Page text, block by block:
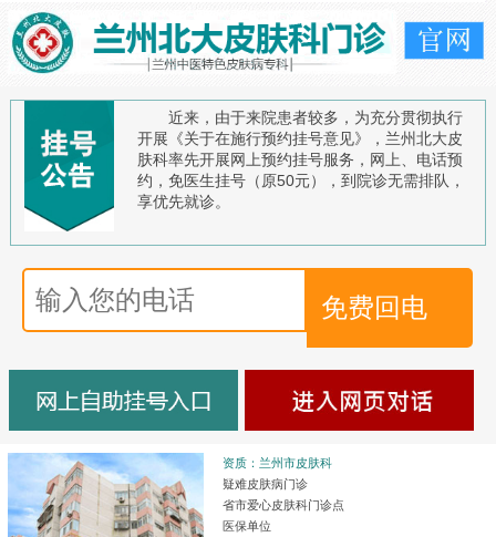
近来，由于来院患者较多，为充分贯彻执行
开展《关于在施行预约挂号意见》，兰州北大皮
肤科率先开展网上预约挂号服务，网上、电话预
约，免医生挂号（原50元），到院诊无需排队，
享优先就诊。
资质：兰州市皮肤科
疑难皮肤病门诊
省市爱心皮肤科门诊点
医保单位